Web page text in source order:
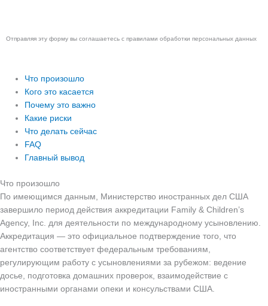
Отправляя эту форму вы соглашаетесь с правилами обработки персональных данных
Что произошло
Кого это касается
Почему это важно
Какие риски
Что делать сейчас
FAQ
Главный вывод
Что произошло
По имеющимся данным, Министерство иностранных дел США
завершило период действия аккредитации Family & Children’s
Agency, Inc. для деятельности по международному усыновлению.
Аккредитация — это официальное подтверждение того, что
агентство соответствует федеральным требованиям,
регулирующим работу с усыновлениями за рубежом: ведение
досье, подготовка домашних проверок, взаимодействие с
иностранными органами опеки и консульствами США.